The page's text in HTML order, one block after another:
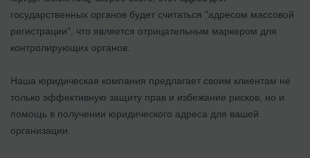
государственных органов будет считаться "адресом массовой
регистрации", что является отрицательным маркером для
контролирующих органов.
Наша юридическая компания предлагает своим клиентам не
только эффективную защиту прав и избежание рисков, но и
помощь в получении юридического адреса для вашей
организации.